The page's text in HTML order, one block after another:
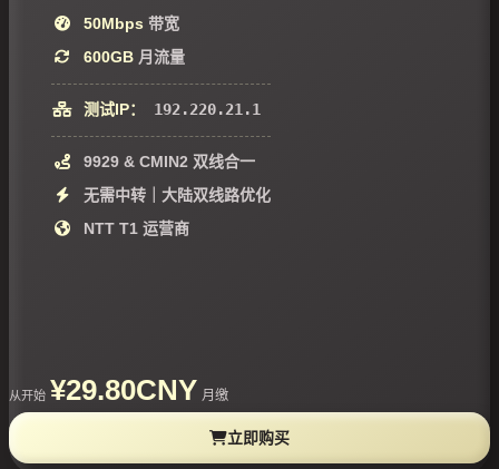
50Mbps 带宽
600GB 月流量
测试IP： 192.220.21.1
9929 & CMIN2 双线合一
无需中转｜大陆双线路优化
NTT T1 运营商
从开始 ¥29.80CNY 月缴
立即购买